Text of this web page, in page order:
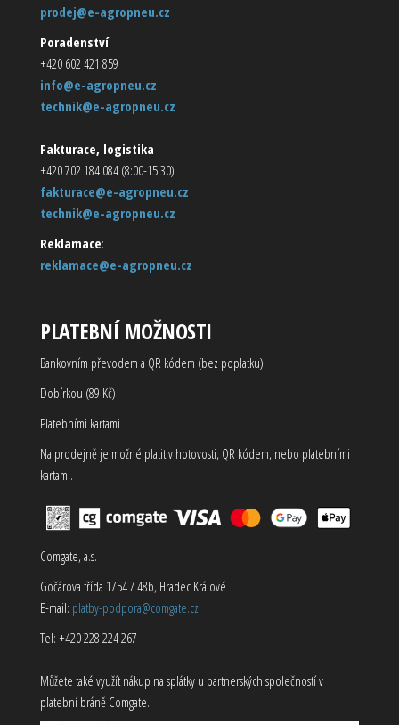
prodej@e-agropneu.cz
Poradenství
+420 602 421 859
info@e-agropneu.cz
technik@e-agropneu.cz
Fakturace, logistika
+420 702 184 084 (8:00-15:30)
fakturace@e-agropneu.cz
technik@e-agropneu.cz
Reklamace:
reklamace@e-agropneu.cz
PLATEBNÍ MOŽNOSTI
Bankovním převodem a QR kódem (bez poplatku)
Dobírkou (89 Kč)
Platebními kartami
Na prodejně je možné platit v hotovosti, QR kódem, nebo platebními
kartami.
Comgate, a.s.
Gočárova třída 1754 / 48b, Hradec Králové
E-mail: platby-podpora@comgate.cz
Tel: +420 228 224 267
Můžete také využít nákup na splátky u partnerských společností v
platební bráně Comgate.